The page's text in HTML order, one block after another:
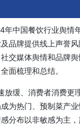
中国餐饮行业舆情
品牌提供线上声誉
交媒体舆情和品牌
面梳理和总结。
缓、消费者消费更
为热门、预制菜产
分布以非敏感为主